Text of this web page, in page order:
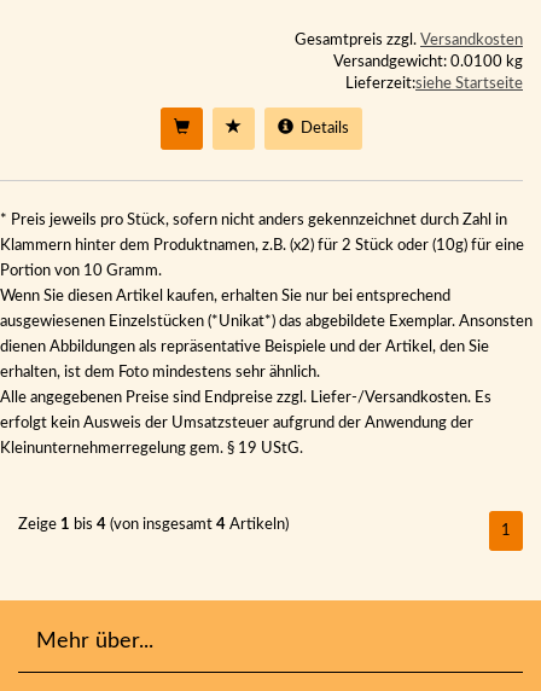
Gesamtpreis zzgl. Versandkosten
Versandgewicht: 0.0100 kg
Lieferzeit:siehe Startseite
Details
* Preis jeweils pro Stück, sofern nicht anders gekennzeichnet durch Zahl in
Klammern hinter dem Produktnamen, z.B. (x2) für 2 Stück oder (10g) für eine
Portion von 10 Gramm.
Wenn Sie diesen Artikel kaufen, erhalten Sie nur bei entsprechend
ausgewiesenen Einzelstücken (*Unikat*) das abgebildete Exemplar. Ansonsten
dienen Abbildungen als repräsentative Beispiele und der Artikel, den Sie
erhalten, ist dem Foto mindestens sehr ähnlich.
Alle angegebenen Preise sind Endpreise zzgl. Liefer-/Versandkosten. Es
erfolgt kein Ausweis der Umsatzsteuer aufgrund der Anwendung der
Kleinunternehmerregelung gem. § 19 UStG.
Zeige 1 bis 4 (von insgesamt 4 Artikeln) 1
Mehr über...